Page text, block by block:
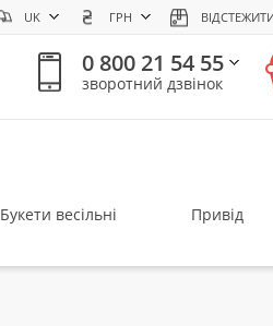
UK ГРН
0 800 21 54 55
зворотний дзвінок
Букети весільні Привід